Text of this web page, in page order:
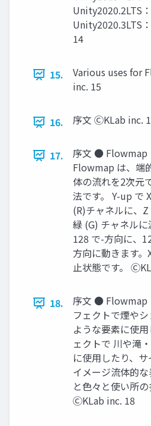
Unity2020.2LTS
Unity2020.3LTS
14
15.
Various uses for
inc. 15
16. 序文 ⒸKLab inc.
17.
序文 ●
Flowmap は、端
体の流れを2次元
法です。 Y-up で
(R)チャネルに、
緑 (G) チャネル
128 で-方向に、
方向に動きます
止状態です。
18.
序文 ● Flowmap
フェクトで煙や
ような要素に使
ェクトで 川や滝
に使用したり、
イメージ流体的
と色々と使い所の
ⒸKLab inc. 18